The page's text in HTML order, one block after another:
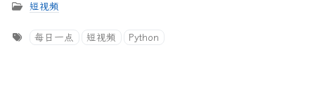
短视频
每日一点 短视频 Python